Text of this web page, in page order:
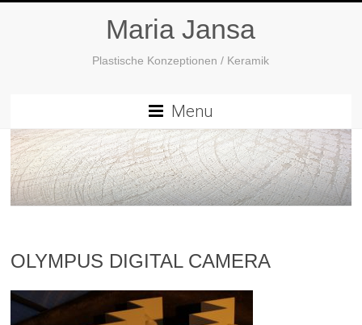
Maria Jansa
Plastische Konzeptionen / Keramik
Menu
OLYMPUS DIGITAL CAMERA